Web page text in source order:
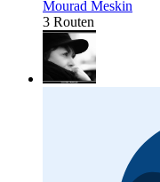
Mourad Meskin
3 Routen